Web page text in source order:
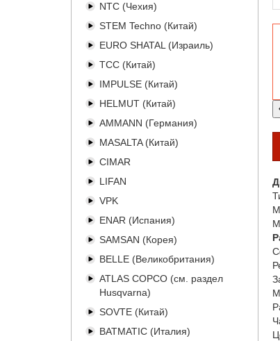
NTC (Чехия)
STEM Techno (Китай)
EURO SHATAL (Израиль)
TCC (Китай)
IMPULSE (Китай)
HELMUT (Китай)
AMMANN (Германия)
MASALTA (Китай)
CIMAR
LIFAN
VPK
ENAR (Испания)
SAMSAN (Корея)
BELLE (Великобритания)
ATLAS COPCO (см. раздел
Husqvarna)
SOVTE (Китай)
BATMATIC (Италия)